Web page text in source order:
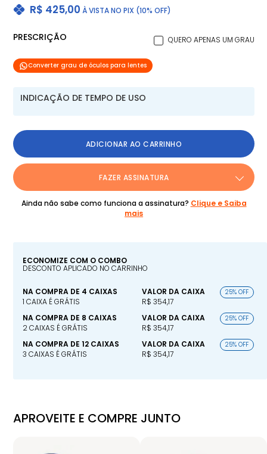
R$ 425,00 À VISTA NO PIX (10% OFF)
PRESCRIÇÃO QUERO APENAS UM GRAU
Converter grau de óculos para lentes
INDICAÇÃO DE TEMPO DE USO
ADICIONAR AO CARRINHO
FAZER ASSINATURA
Ainda não sabe como funciona a assinatura? Clique e Saiba
mais
ECONOMIZE COM O COMBO
DESCONTO APLICADO NO CARRINHO
NA COMPRA DE 4 CAIXAS
1 CAIXA É GRÁTIS
VALOR DA CAIXA
R$ 354,17
25% OFF
NA COMPRA DE 8 CAIXAS
2 CAIXAS É GRÁTIS
VALOR DA CAIXA
R$ 354,17
25% OFF
NA COMPRA DE 12 CAIXAS
3 CAIXAS É GRÁTIS
VALOR DA CAIXA
R$ 354,17
25% OFF
APROVEITE E COMPRE JUNTO